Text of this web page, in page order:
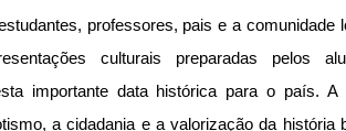
professores, pais e a comunidade
culturais preparadas pelos
importante data histórica para o país. A
a cidadania e a valorização da história